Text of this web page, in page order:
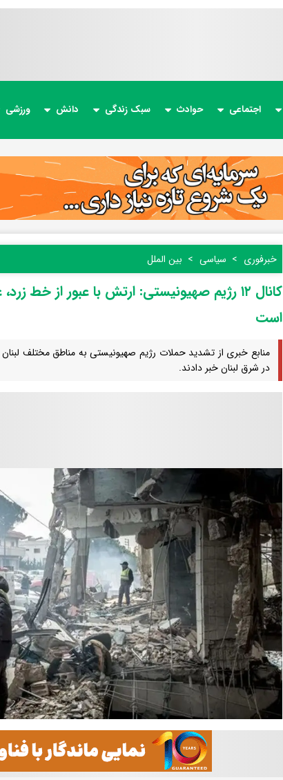
اجتماعی حوادث سبک زندگی دانش ورزشی
خبرفوری سیاسی بین الملل
کانال ۱۲ رژیم صهیونیستی: ارتش با عبور از خط
است
در شرق لبنان خبر دادند.